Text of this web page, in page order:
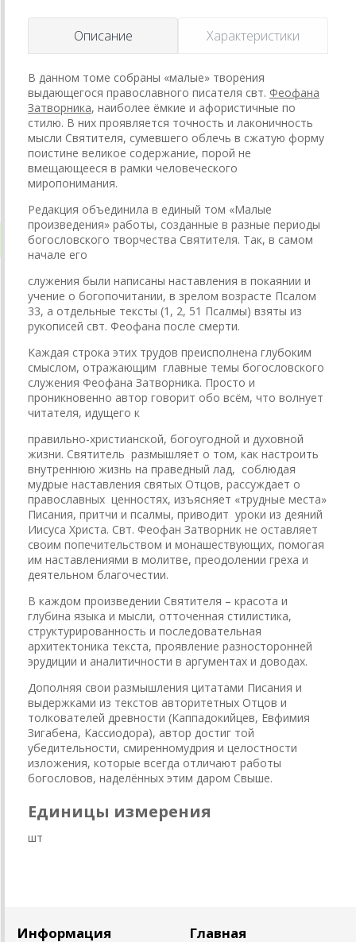
Описание Характеристики
В данном томе собраны «малые» творения
выдающегося православного писателя свт. Феофана
Затворника, наиболее ёмкие и афористичные по
стилю. В них проявляется точность и лаконичность
мысли Святителя, сумевшего облечь в сжатую форму
поистине великое содержание, порой не
вмещающееся в рамки человеческого
миропонимания.
Редакция объединила в единый том «Малые
произведения» работы, созданные в разные периоды
богословского творчества Святителя. Так, в самом
начале его
служения были написаны наставления в покаянии и
учение о богопочитании, в зрелом возрасте Псалом
33, а отдельные тексты (1, 2, 51 Псалмы) взяты из
рукописей свт. Феофана после смерти.
Каждая строка этих трудов преисполнена глубоким
смыслом, отражающим главные темы богословского
служения Феофана Затворника. Просто и
проникновенно автор говорит обо всём, что волнует
читателя, идущего к
правильно-христианской, богоугодной и духовной
жизни. Святитель размышляет о том, как настроить
внутреннюю жизнь на праведный лад, соблюдая
мудрые наставления святых Отцов, рассуждает о
православных ценностях, изъясняет «трудные места»
Писания, притчи и псалмы, приводит уроки из деяний
Иисуса Христа. Свт. Феофан Затворник не оставляет
своим попечительством и монашествующих, помогая
им наставлениями в молитве, преодолении греха и
деятельном благочестии.
В каждом произведении Святителя – красота и
глубина языка и мысли, отточенная стилистика,
структурированность и последовательная
архитектоника текста, проявление разносторонней
эрудиции и аналитичности в аргументах и доводах.
Дополняя свои размышления цитатами Писания и
выдержками из текстов авторитетных Отцов и
толкователей древности (Каппадокийцев, Евфимия
Зигабена, Кассиодора), автор достиг той
убедительности, смиренномудрия и целостности
изложения, которые всегда отличают работы
богословов, наделённых этим даром Свыше.
Единицы измерения
шт
Информация Главная